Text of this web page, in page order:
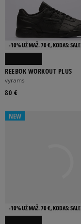
-10% UŽ MAŽ. 70 €, KODAS: SALE
REEBOK WORKOUT PLUS
vyrams
80 €
NEW
-10% UŽ MAŽ. 70 €, KODAS: SALE